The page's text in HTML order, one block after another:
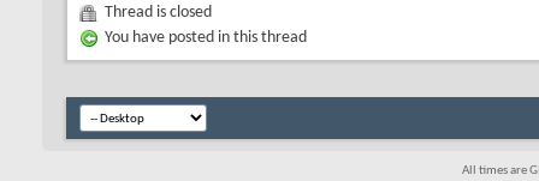
Thread is closed
You have posted in this thread
All times are